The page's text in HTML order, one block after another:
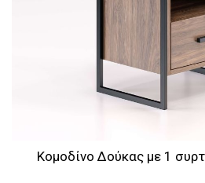
Κομοδίνο Δούκας με 1